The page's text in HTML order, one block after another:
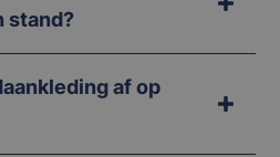
stand?
af op